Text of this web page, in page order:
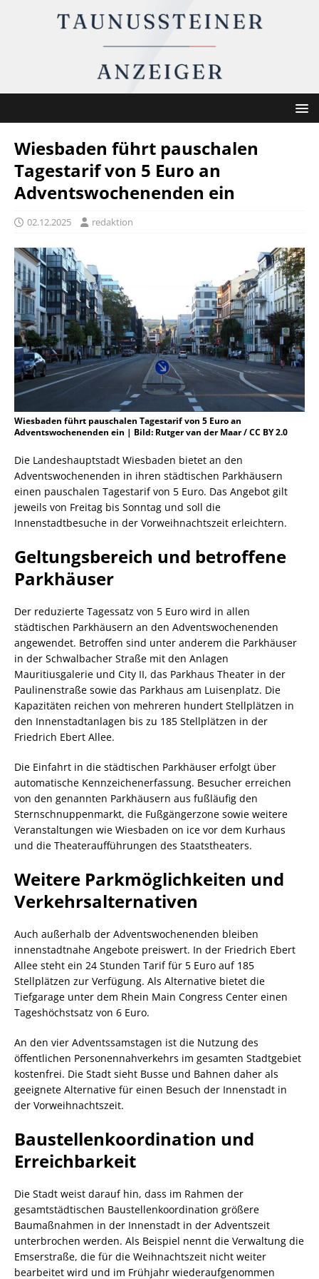
Wiesbaden führt pauschalen
Tagestarif von 5 Euro an
Adventswochenenden ein
02.12.2025 redaktion
Wiesbaden führt pauschalen Tagestarif von 5 Euro an
Adventswochenenden ein | Bild: Rutger van der Maar / CC BY 2.0
Die Landeshauptstadt Wiesbaden bietet an den
Adventswochenenden in ihren städtischen Parkhäusern
einen pauschalen Tagestarif von 5 Euro. Das Angebot gilt
jeweils von Freitag bis Sonntag und soll die
Innenstadtbesuche in der Vorweihnachtszeit erleichtern.
Geltungsbereich und betroffene
Parkhäuser
Der reduzierte Tagessatz von 5 Euro wird in allen
städtischen Parkhäusern an den Adventswochenenden
angewendet. Betroffen sind unter anderem die Parkhäuser
in der Schwalbacher Straße mit den Anlagen
Mauritiusgalerie und City II, das Parkhaus Theater in der
Paulinenstraße sowie das Parkhaus am Luisenplatz. Die
Kapazitäten reichen von mehreren hundert Stellplätzen in
den Innenstadtanlagen bis zu 185 Stellplätzen in der
Friedrich Ebert Allee.
Die Einfahrt in die städtischen Parkhäuser erfolgt über
automatische Kennzeichenerfassung. Besucher erreichen
von den genannten Parkhäusern aus fußläufig den
Sternschnuppenmarkt, die Fußgängerzone sowie weitere
Veranstaltungen wie Wiesbaden on ice vor dem Kurhaus
und die Theateraufführungen des Staatstheaters.
Weitere Parkmöglichkeiten und
Verkehrsalternativen
Auch außerhalb der Adventswochenenden bleiben
innenstadtnahe Angebote preiswert. In der Friedrich Ebert
Allee steht ein 24 Stunden Tarif für 5 Euro auf 185
Stellplätzen zur Verfügung. Als Alternative bietet die
Tiefgarage unter dem Rhein Main Congress Center einen
Tageshöchstsatz von 6 Euro.
An den vier Adventssamstagen ist die Nutzung des
öffentlichen Personennahverkehrs im gesamten Stadtgebiet
kostenfrei. Die Stadt sieht Busse und Bahnen daher als
geeignete Alternative für einen Besuch der Innenstadt in
der Vorweihnachtszeit.
Baustellenkoordination und
Erreichbarkeit
Die Stadt weist darauf hin, dass im Rahmen der
gesamtstädtischen Baustellenkoordination größere
Baumaßnahmen in der Innenstadt in der Adventszeit
unterbrochen werden. Als Beispiel nennt die Verwaltung die
Emserstraße, die für die Weihnachtszeit nicht weiter
bearbeitet wird und im Frühjahr wiederaufgenommen